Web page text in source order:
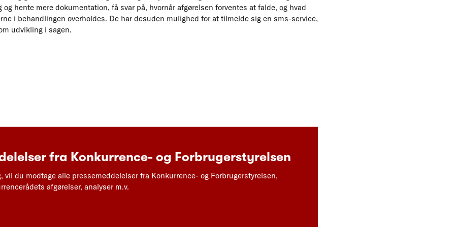
hente mere dokumentation, få svar på, hvornår afgørelsen forventes at falde, og hvad
i behandlingen overholdes. De har desuden mulighed for at tilmelde sig en sms-service,
udvikling i sagen.
fra Konkurrence- og Forbrugerstyrelsen
vil du modtage alle pressemeddelelser fra Konkurrence- og Forbrugerstyrelsen,
afgørelser, analyser m.v.